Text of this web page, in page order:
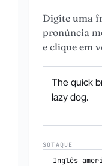
Digite uma
pronúncia
e clique em
SOTAQUE